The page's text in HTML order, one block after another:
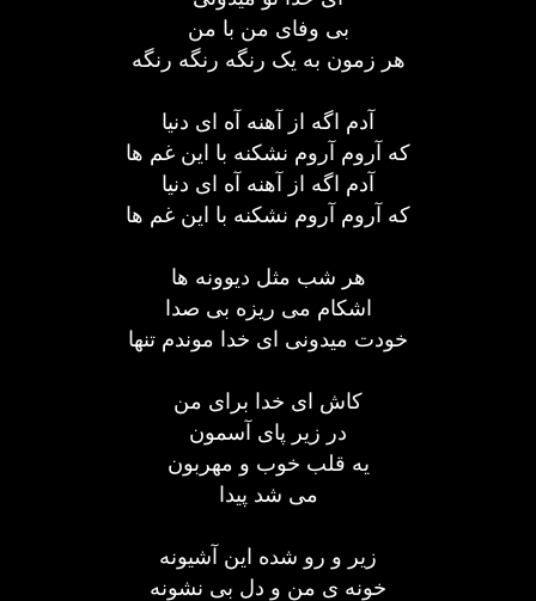
بی وفای من با من
هر زمون به یک رنگه رنگه رنگه
آدم اگه از آهنه آه ای دنیا
که آروم آروم نشکنه با این غم ها
آدم اگه از آهنه آه ای دنیا
که آروم آروم نشکنه با این غم ها
هر شب مثل دیوونه ها
اشکام می ریزه بی صدا
خودت میدونی ای خدا موندم تنها
کاش ای خدا برای من
در زیر پای آسمون
یه قلب خوب و مهربون
می شد پیدا
زیر و رو شده این آشیونه
خونه ی من و دل بی نشونه